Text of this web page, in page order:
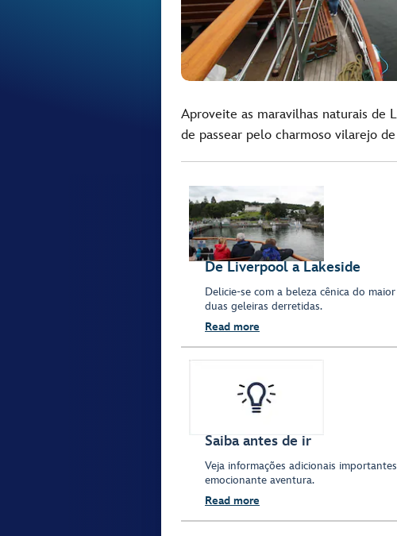
Aproveite as maravilhas naturais de
de passear pelo charmoso vilarejo de
De Liverpool a Lakeside
Delicie-se com a beleza cênica do
duas geleiras derretidas.
Read more
Saiba antes de ir
Veja informações adicionais
emocionante aventura.
Read more